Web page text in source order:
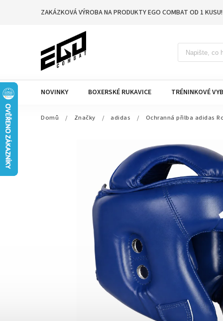
ZAKÁZKOVÁ VÝROBA NA PRODUKTY EGO COMBAT OD 1
NOVINKY BOXERSKÉ RUKAVICE TRÉNINKOVÉ
Domů / Značky / adidas / Ochranná přilba adidas